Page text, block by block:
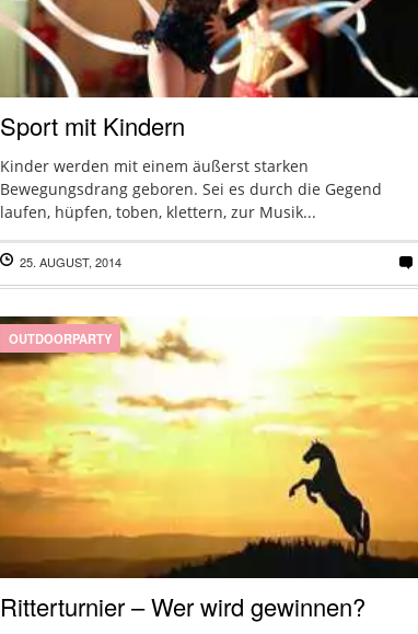
Sport mit Kindern
Kinder werden mit einem äußerst starken
Bewegungsdrang geboren. Sei es durch die Gegend
laufen, hüpfen, toben, klettern, zur Musik...
25. AUGUST, 2014
OUTDOORPARTY
Ritterturnier – Wer wird gewinnen?